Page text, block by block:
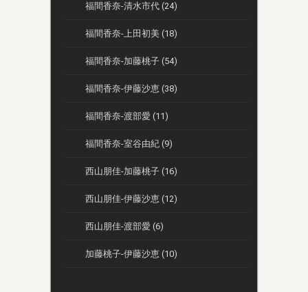
福間香奈-清水市代 (24)
福間香奈-上田初美 (18)
福間香奈-加藤桃子 (54)
福間香奈-伊藤沙恵 (38)
福間香奈-渡部愛 (11)
福間香奈-室谷由紀 (9)
西山朋佳-加藤桃子 (16)
西山朋佳-伊藤沙恵 (12)
西山朋佳-渡部愛 (6)
加藤桃子-伊藤沙恵 (10)